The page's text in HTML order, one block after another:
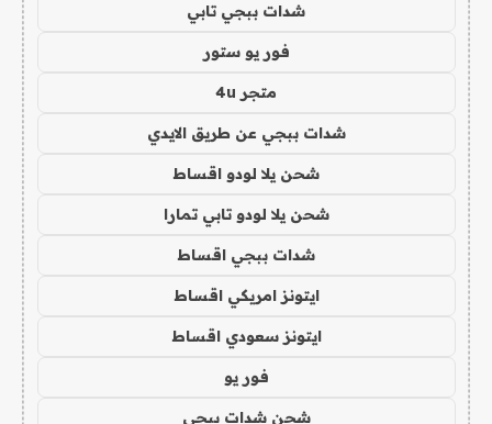
شدات ببجي تابي
فور يو ستور
متجر 4u
شدات ببجي عن طريق الايدي
شحن يلا لودو اقساط
شحن يلا لودو تابي تمارا
شدات ببجي اقساط
ايتونز امريكي اقساط
ايتونز سعودي اقساط
فور يو
شحن شدات ببجي